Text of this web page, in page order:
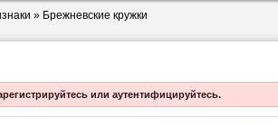
» Брежневские кружки
или аутентифицируйтесь.